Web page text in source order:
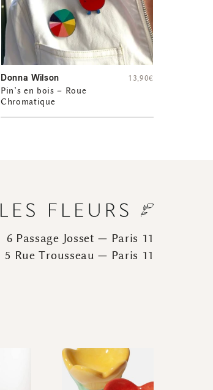
Donna Wilson
Pin’s en bois – Roue
Chromatique
13,90€
6 Passage Josset — Paris 11
5 Rue Trousseau — Paris 11